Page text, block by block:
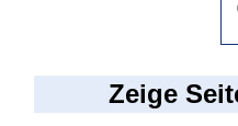
Zeige